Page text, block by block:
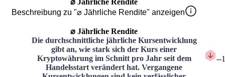
⌀ Jährliche Rendite
Beschreibung zu "⌀ Jährliche Rendite" anzeigen
⌀ Jährliche Rendite
Die durchschnittliche jährliche Kursentwicklung
gibt an, wie stark sich der Kurs einer
Kryptowährung im Schnitt pro Jahr seit dem
Handelsstart verändert hat. Vergangene
--